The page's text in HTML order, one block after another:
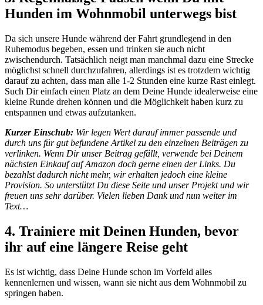
Hunden im Wohnmobil unterwegs bist
Da sich unsere Hunde während der Fahrt grundlegend in den
Ruhemodus begeben, essen und trinken sie auch nicht
zwischendurch. Tatsächlich neigt man manchmal dazu eine Strecke
möglichst schnell durchzufahren, allerdings ist es trotzdem wichtig
darauf zu achten, dass man alle 1-2 Stunden eine kurze Rast einlegt.
Such Dir einfach einen Platz an dem Deine Hunde idealerweise eine
kleine Runde drehen können und die Möglichkeit haben kurz zu
entspannen und etwas aufzutanken.
Kurzer Einschub: Wir legen Wert darauf immer passende und
durch uns für gut befundene Artikel zu den einzelnen Beiträgen zu
verlinken. Wenn Dir unser Beitrag gefällt, verwende bei Deinem
nächsten Einkauf auf Amazon doch gerne einen der Links. Du
bezahlst dadurch nicht mehr, wir erhalten jedoch eine kleine
Provision. So unterstützt Du diese Seite und unser Projekt und wir
freuen uns sehr darüber. Vielen lieben Dank und nun weiter im
Text…
4. Trainiere mit Deinen Hunden, bevor
ihr auf eine längere Reise geht
Es ist wichtig, dass Deine Hunde schon im Vorfeld alles
kennenlernen und wissen, wann sie nicht aus dem Wohnmobil zu
springen haben.